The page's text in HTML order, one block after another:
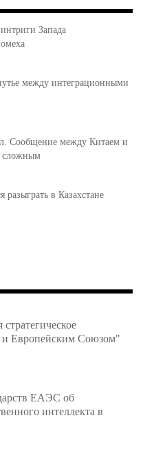
Запада
между интеграционными
Сообщение между Китаем и
сложным
разыграть в Казахстане
и Европейским Союзом"
ЕАЭС об
интеллекта в